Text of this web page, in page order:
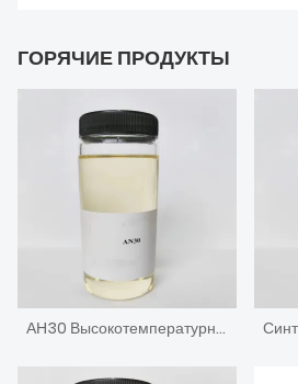
ГОРЯЧИЕ ПРОДУКТЫ
АН30 Высокотемпературное цепное масло Высоковязкий алкилированный нафталин